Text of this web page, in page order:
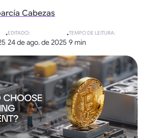
Cabezas
·EDITADO:
24 de ago. de 2025
·TEMPO DE LEITURA:
9 min